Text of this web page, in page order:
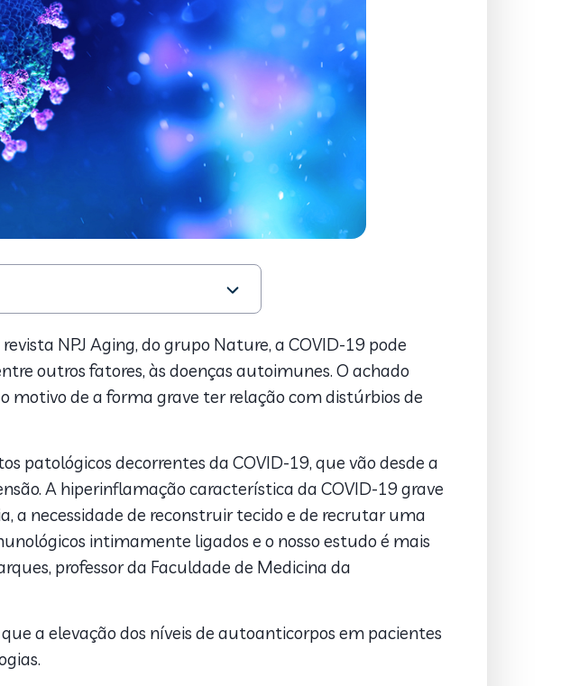
o estudo
NPJ Aging, do grupo Nature, a COVID-19 pode
outros fatores, às doenças autoimunes. O achado
motivo de a forma grave ter relação com distúrbios de
patológicos decorrentes da COVID-19, que vão desde a
A hiperinflamação característica da COVID-19 grave
a necessidade de reconstruir tecido e de recrutar uma
intimamente ligados e o nosso estudo é mais
professor da Faculdade de Medicina da
a elevação dos níveis de autoanticorpos em pacientes